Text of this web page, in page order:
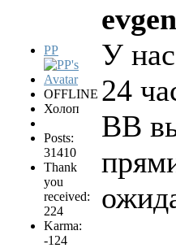
PP
OFFLINE
Холоп
Posts:
31410
Thank
you
received:
224
Karma:
-124
У
24
ВВ